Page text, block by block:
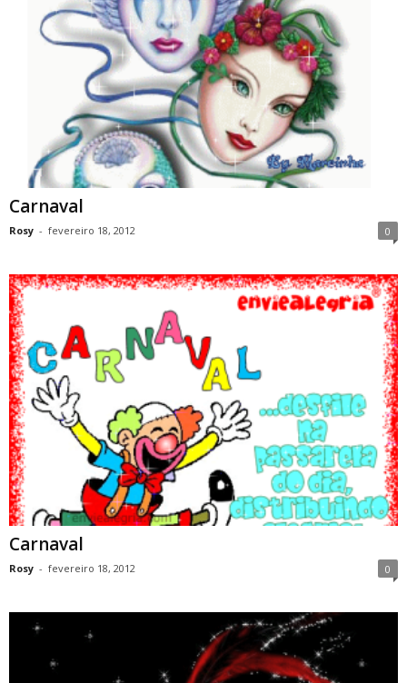
Carnaval
Rosy - fevereiro 18, 2012 0
Carnaval
Rosy - fevereiro 18, 2012 0